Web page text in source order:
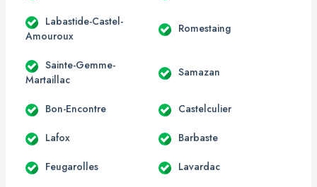
Labastide-Castel-
Amouroux
Romestaing
Sainte-Gemme-
Martaillac
Samazan
Bon-Encontre Castelculier
Lafox Barbaste
Feugarolles Lavardac